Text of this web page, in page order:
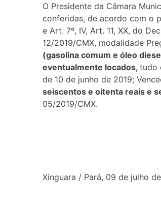
O Presidente da Câmara
conferidas, de acordo com o
e Art. 7º, IV, Art. 11, XX, do
12/2019/CMX, modalidade
(gasolina comum e óleo
eventualmente locados, tudo
de 10 de junho de 2019;
seiscentos e oitenta reais e
05/2019/CMX.
Xinguara / Pará, 09 de julho